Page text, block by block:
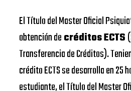
El Título del Master Oficial
obtención decréditos ECTS
Transferencia de Créditos).
crédito ECTS se desarrolla en 25
estudiante, el Título del Master